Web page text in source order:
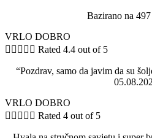
Bazirano na
VRLO DOBRO
     Rated 4.4 out of 5
“Pozdrav, samo da javim da su
VRLO DOBRO
     Rated 4 out of 5